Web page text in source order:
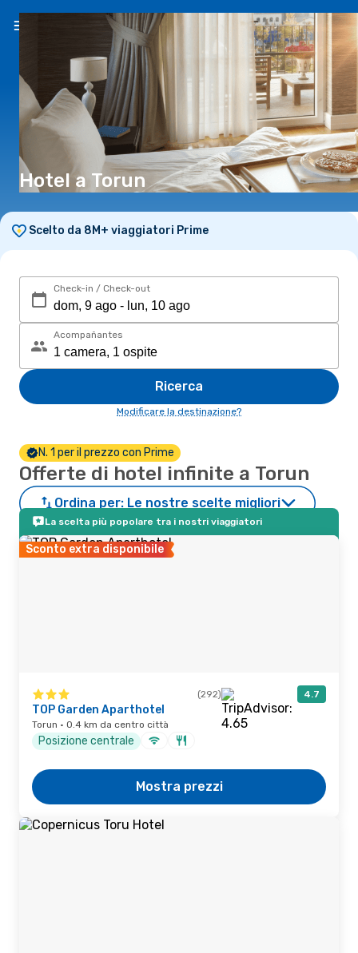
IT(CHF)
Hotel a Torun
Scelto da 8M+ viaggiatori Prime
Check-in / Check-out
Acompañantes
Ricerca
Modificare la destinazione?
N. 1 per il prezzo con Prime
Offerte di hotel infinite a Torun
Ordina per: Le nostre scelte migliori
La scelta più popolare tra i nostri viaggiatori
Sconto extra disponibile
(292) 4.7
TOP Garden Aparthotel
Torun · 0.4 km da centro città
Posizione centrale
Mostra prezzi